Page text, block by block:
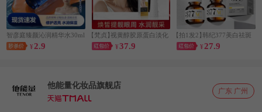
智彦庭臻颜沁润精华水30ml
¥ 2.9
【梵贞】视黄醇胶原蛋白淡化
细纹眼霜2支
¥37.9
【拍1发2】韩纪377美白祛斑
精华液 ¥ 27.9
他能量化妆品旗舰店
广东 广州